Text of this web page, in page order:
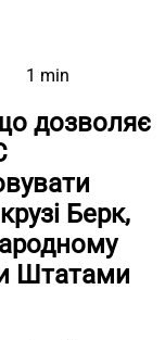
1 min
дозволяє
Берк,
Штатами